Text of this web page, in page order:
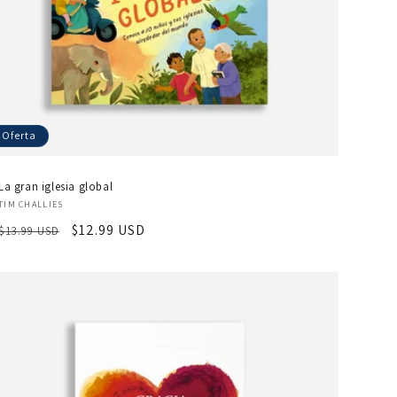
Oferta
La gran iglesia global
CHALLIES
USD
Precio
$12.99 USD